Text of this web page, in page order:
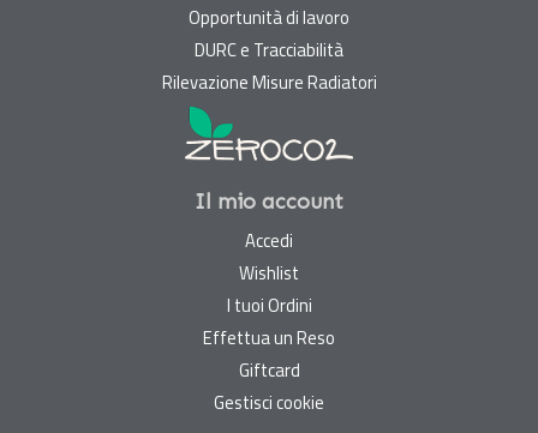
Opportunità di lavoro
DURC e Tracciabilità
Rilevazione Misure Radiatori
Il mio account
Accedi
Wishlist
I tuoi Ordini
Effettua un Reso
Giftcard
Gestisci cookie